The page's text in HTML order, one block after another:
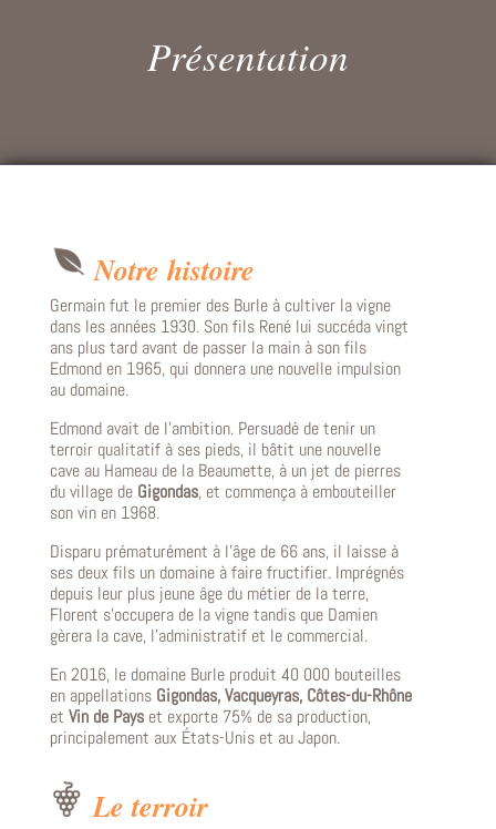
Présentation
Notre histoire
Germain fut le premier des Burle à cultiver la vigne
dans les années 1930. Son fils René lui succéda vingt
ans plus tard avant de passer la main à son fils
Edmond en 1965, qui donnera une nouvelle impulsion
au domaine.
Edmond avait de l’ambition. Persuadé de tenir un
terroir qualitatif à ses pieds, il bâtit une nouvelle
cave au Hameau de la Beaumette, à un jet de pierres
du village de Gigondas, et commença à embouteiller
son vin en 1968.
Disparu prématurément à l’âge de 66 ans, il laisse à
ses deux fils un domaine à faire fructifier. Imprégnés
depuis leur plus jeune âge du métier de la terre,
Florent s’occupera de la vigne tandis que Damien
gèrera la cave, l’administratif et le commercial.
En 2016, le domaine Burle produit 40 000 bouteilles
en appellations Gigondas, Vacqueyras, Côtes-du-Rhône
et Vin de Payset exporte 75% de sa production,
principalement aux États-Unis et au Japon.
Le terroir